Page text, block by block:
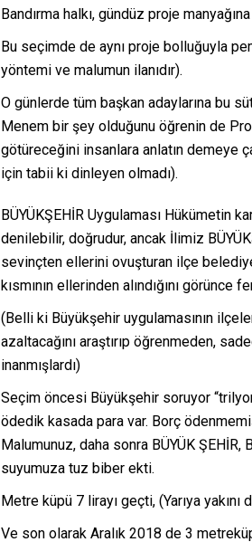
Bandırma halkı, gündüz proje
Bu seçimde de aynı proje bolluğuyla
yöntemi ve malumun ilanıdır).
O günlerde tüm başkan adaylarına bu
Menem bir şey olduğunu öğrenin de
götüreceğini insanlara anlatın demeye
için tabii ki dinleyen olmadı).
BÜYÜKŞEHİR Uygulaması Hükümetin
denilebilir, doğrudur, ancak İlimiz
sevinçten ellerini ovuşturan ilçe
kısmının ellerinden alındığını görünce
(Belli ki Büyükşehir uygulamasının
azaltacağını araştırıp öğrenmeden,
inanmışlardı)
Seçim öncesi Büyükşehir soruyor
ödedik kasada para var. Borç
Malumunuz, daha sonra BÜYÜK
suyumuza tuz biber ekti.
Metre küpü 7 lirayı geçti, (Yarıya
Ve son olarak Aralık 2018 de 3